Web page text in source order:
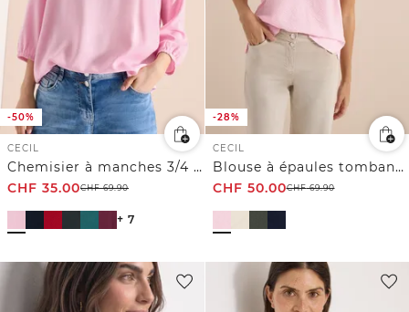
-50%
CECIL
Chemisier à manches 3/4 avec col fendu
CHF 35.00CHF69.90
+ 7
-28%
CECIL
Blouse à épaules tombantes en seersucker
CHF 50.00CHF69.90